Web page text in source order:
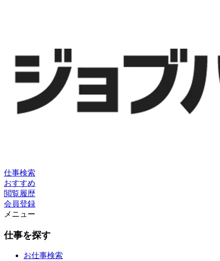
仕事検索
おすすめ
閲覧履歴
会員登録
メニュー
仕事を探す
お仕事検索